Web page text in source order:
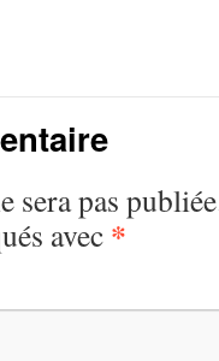
sera pas
avec *